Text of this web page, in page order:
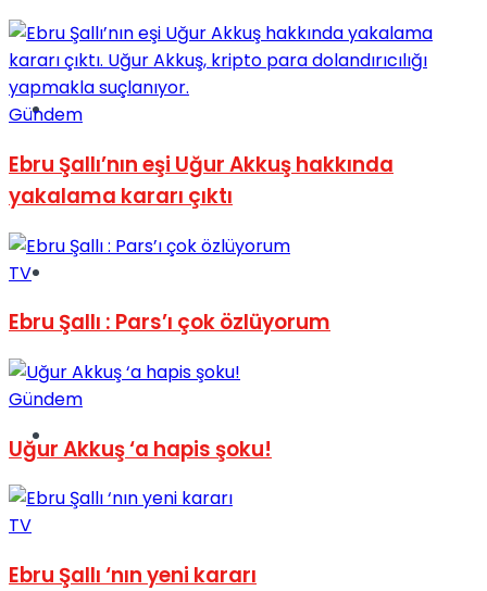
Müzik
Tatil
View All Result
Gündem
Ebru Şallı’nın eşi Uğur Akkuş hakkında
yakalama kararı çıktı
TV
Ebru Şallı : Pars’ı çok özlüyorum
Gündem
Uğur Akkuş ‘a hapis şoku!
TV
Ebru Şallı ‘nın yeni kararı